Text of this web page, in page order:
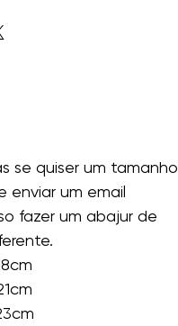
se quiser um tamanho
enviar um email
fazer um abajur de